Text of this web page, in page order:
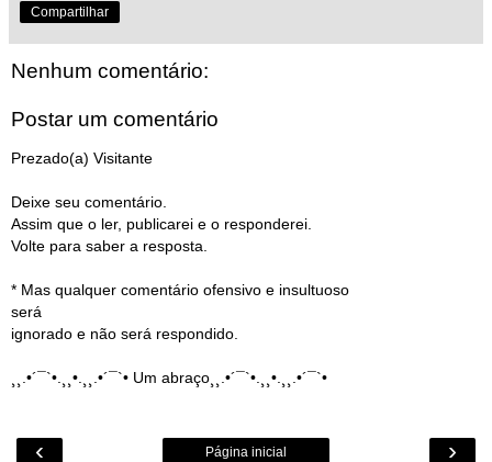
Compartilhar
Nenhum comentário:
Postar um comentário
Prezado(a) Visitante
Deixe seu comentário.
Assim que o ler, publicarei e o responderei.
Volte para saber a resposta.
* Mas qualquer comentário ofensivo e insultuoso
será
ignorado e não será respondido.
¸¸.•´¯`•.¸¸•.¸¸.•´¯`• Um abraço¸¸.•´¯`•.¸¸•.¸¸.•´¯`•
‹ ›
Página inicial